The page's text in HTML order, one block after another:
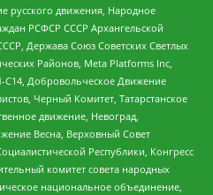
русского движения, Народное
РСФСР СССР Архангельской
Держава Союз Советских Светлых
Районов, Meta Platforms Inc,
С14, Добровольческое Движение
Черный Комитет, Татарстанское
движение, Невоград,
Весна, Верховный Совет
Республики, Конгресс
комитет совета народных
национальное объединение,